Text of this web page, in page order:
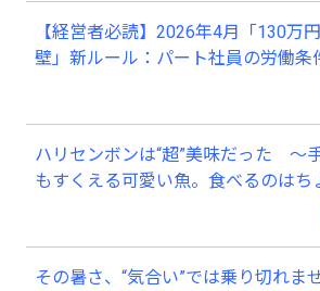
【経営者必読】2026年4月「130万
壁」新ルール：パート社員の労働条
ハリセンボンは“超”美味だった ～
もすくえる可愛い魚。食べるのはち
その暑さ、“気合い”では乗り切れま